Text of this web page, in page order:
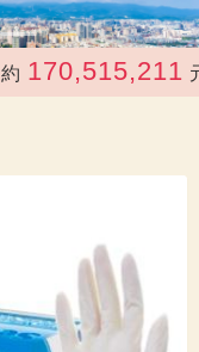
170,515,211 元